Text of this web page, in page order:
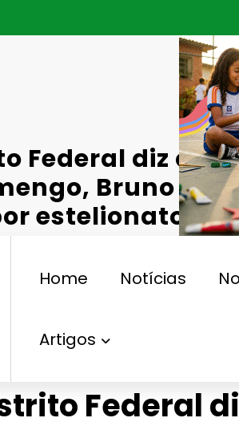
Home Notícias
Artigos
Federal diz que
Bruno
estelionato
0 Comentários
Federal